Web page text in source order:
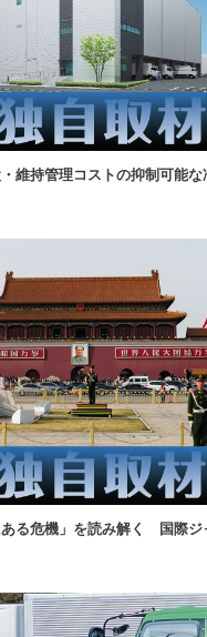
・維持管理コストの抑制可能
ある危機」を読み解く 国際ジ